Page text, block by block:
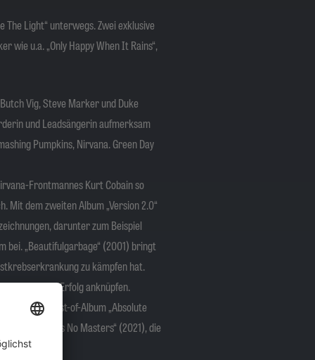
Light“ unterwegs. Zwei exklusive
wie u.a. „Only Happy When It Rains“,
Vig, Steve Marker und Duke
und Leadsängerin aufmerksam
Pumpkins, Nirvana. Green Day
Frontmannes Kurt Cobain so
Mit dem zweiten Album „Version 2.0“
darunter zum Beispiel
bei. „Beautifulgarbage“ (2001) bringt
zu kämpfen hat.
vorherigen Erfolg anknüpfen.
sie das Best-of-Album „Absolute
und „No Gods No Masters“ (2021), die